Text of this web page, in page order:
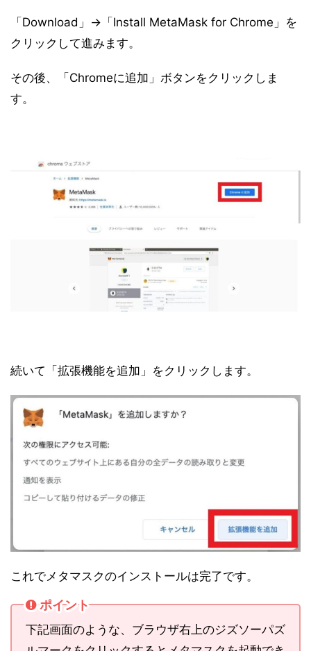
「Download」→「Install MetaMask for Chrome」を
クリックして進みます。
その後、「Chromeに追加」ボタンをクリックしま
す。
続いて「拡張機能を追加」をクリックします。
これでメタマスクのインストールは完了です。
ポイント
下記画面のような、ブラウザ右上のジズソーパズ